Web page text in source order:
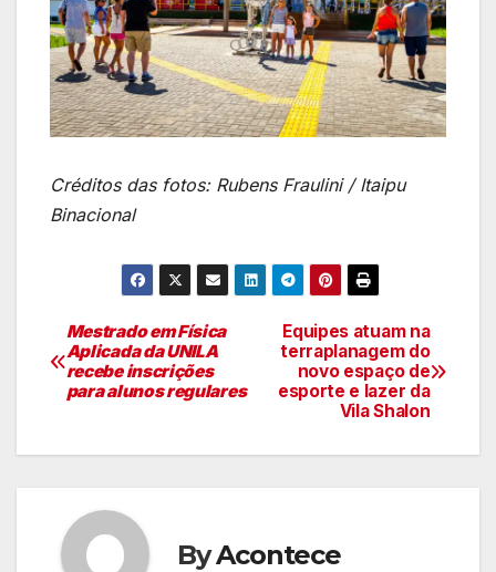
Créditos das fotos: Rubens Fraulini / Itaipu
Binacional
Navegação
de
Equipes atuam na
terraplanagem do
novo espaço de
esporte e lazer da
Vila Shalon
Mestrado em Física
Aplicada da UNILA
recebe inscrições
para alunos regulares
ByAcontece